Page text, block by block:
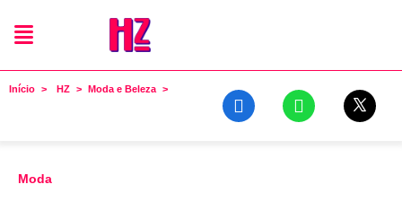
Início HZ Moda e Beleza
Moda